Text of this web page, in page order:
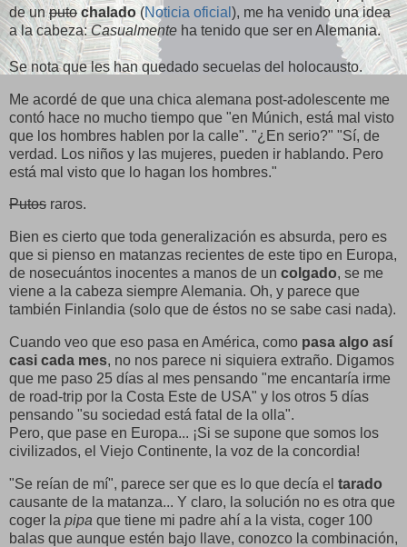
de unputo chalado(Noticia oficial ), me ha venido una idea
a la cabeza:Casualmente ha tenido que ser en Alemania.
Se nota que les han quedado secuelas del holocausto.
Me acordé de que una chica alemana post-adolescente me
contó hace no mucho tiempo que "en Múnich, está mal visto
que los hombres hablen por la calle". "¿En serio?" "Sí, de
verdad. Los niños y las mujeres, pueden ir hablando. Pero
está mal visto que lo hagan los hombres."
Putos raros.
Bien es cierto que toda generalización es absurda, pero es
que si pienso en matanzas recientes de este tipo en Europa,
de nosecuántos inocentes a manos de un colgado, se me
viene a la cabeza siempre Alemania. Oh, y parece que
también Finlandia (solo que de éstos no se sabe casi nada).
Cuando veo que eso pasa en América, como pasa algo así
casi cada mes, no nos parece ni siquiera extraño. Digamos
que me paso 25 días al mes pensando "me encantaría irme
de road-trip por la Costa Este de USA" y los otros 5 días
pensando "su sociedad está fatal de la olla".
Pero, que pase en Europa... ¡Si se supone que somos los
civilizados, el Viejo Continente, la voz de la concordia!
"Se reían de mí", parece ser que es lo que decía el tarado
causante de la matanza... Y claro, la solución no es otra que
coger la pipa que tiene mi padre ahí a la vista, coger 100
balas que aunque estén bajo llave, conozco la combinación,